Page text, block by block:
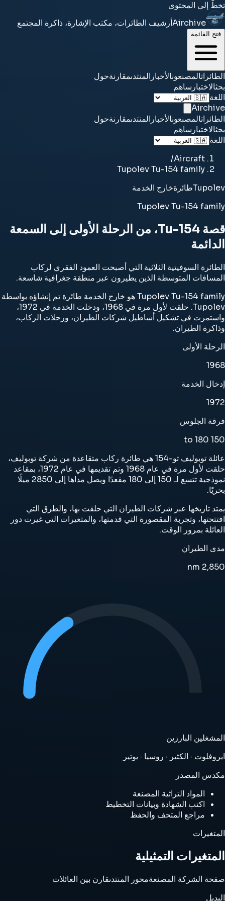
تخطَّ إلى المحتوى
Airchiveأرشيف الطائرات، مكتب الإشارة، ذاكرة المجتمع
فتح القائمة
الطائراتالمصنعونالأخبار المنتدىمقارنةحول
بحثالاختبار ساهم
اللغة
Airchive
الطائراتالمصنعونالأخبار المنتدىمقارنةحول
بحثالاختبار ساهم
اللغة
Aircraft
/
Tupolev Tu-154 family
Tupolevطائرةخارج الخدمة
Tupolev Tu-154 family
قصة Tu-154، من الرحلة الأولى إلى السمعة
الدائمة
الطائرة السوفيتية الثلاثية التي أصبحت العمود الفقري لركاب
المسافات المتوسطة الذين يطيرون عبر منطقة جغرافية شاسعة.
Tupolev Tu-154 family هو خارج الخدمة طائرة تم إنشاؤه بواسطة
Tupolev. حلقت لأول مرة في 1968، ودخلت الخدمة في 1972،
واستمرت في تشكيل أساطيل شركات الطيران، ورحلات الركاب،
وذاكرة الطيران.
الرحلة الأولى
1968
إدخال الخدمة
1972
فرقة الجلوس
150 to 180
عائلة توبوليف تو-154 هي طائرة ركاب متقاعدة من شركة توبوليف،
حلقت لأول مرة في عام 1968 وتم تقديمها في عام 1972، بمقاعد
نموذجية تتسع لـ 150 إلى 180 مقعدًا ويصل مداها إلى 2850 ميلًا
بحريًا.
يمتد تاريخها عبر شركات الطيران التي حلقت بها، والطرق التي
افتتحتها، وتجربة المقصورة التي قدمتها، والمتغيرات التي غيرت دور
العائلة بمرور الوقت.
مدى الطيران
2,850
المشغلين البارزين
ايروفلوت · الكثير · روسيا · يوتير
مكدس المصدر
المواد التراثية المصنعة
اكتب الشهادة وبيانات التخطيط
مراجع المتحف والحفظ
المتغيرات
المتغيرات التمثيلية
صفحة الشركة المصنعةمحور المنتدىقارن بين العائلات
البديل